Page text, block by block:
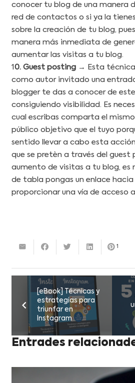
conocer tu blog de una manera
red de contactos o si ya la
sobre la creación de tu blog,
manera más inmediata de
aumentar las visitas a tu blog.
1 0. Guest posting→ Esta técnica
como autor invitado una
blogger te das a conocer de
consiguiendo visibilidad. Es
cual escribas comparta el
público objetivo que el tuyo
sentido llevar a cabo esta
que se pretèn a través del guest
aumento de visitas a tu blog, es
de tabla pongas un enlace
proporcionar una vía de acceso
1
[eBook] Técnicas y
estrategias para
triunfar en
Instagram
Entrades